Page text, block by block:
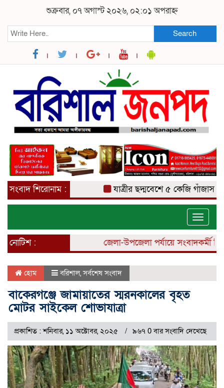
শুক্রবার, ০৭ অগাস্ট ২০২৬, ০২:০১ অপরাহ্ন
Search
সংবাদ শিরোনাম : যাত্রীর ছদ্মবেশে ৫ কেজি গাঁজাসহ
Toggle
নোটিশ :
জেলা-উপজেলা পর্যায়ে সংবাদকর্মী নিয়োগ
হোম বরিশাল,সর্বশেষ সংবাদ
বাকেরগঞ্জে জামায়াতের স্মরনকালের বৃহত
মোটর সাইকেল শোভাযাত্রা
প্রকাশিত : শনিবার, ১১ অক্টোবর, ২০২৫ ৯৬৭ 0 বার সংবাদি দেখেছে